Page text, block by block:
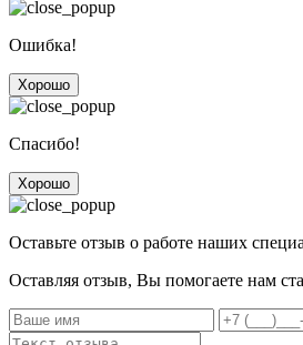
Ошибка!
Хорошо
Спасибо!
Хорошо
Оставьте отзыв о работе наших
Оставляя отзыв, Вы помогаете нам